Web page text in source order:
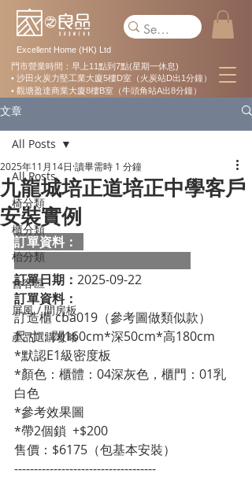
Excellent Home (HK) Ltd
門市營業時間：早上11點到7點(星期一休息)
• 沙田火炭力堅工業大廈5樓D室（火炭站D出1分鐘）
• 觀塘盈達商業大廈8樓B室（牛頭角站A出8分鐘）
文章
All Posts
椅分類
櫃分類
枱分類
會客區
屏風 / 間房板
產品選購攻略
All Posts
九龍城培正道培正中學客戶
安裝實例
2025年11月14日 讀畢需時 1 分鐘
訂單資料：
訂單日期： 2025-09-22
訂單資料：
訂造櫃 cba019（參考圖做類似款）
尺寸：闊160cm*深50cm*高180cm
*默認E1級密度板
*顏色：櫃體：04深灰色，櫃門：01乳
白色
*參考效果圖
*帶2個鎖  +$200
售價：$6175（包基本安裝）
------------------------------------